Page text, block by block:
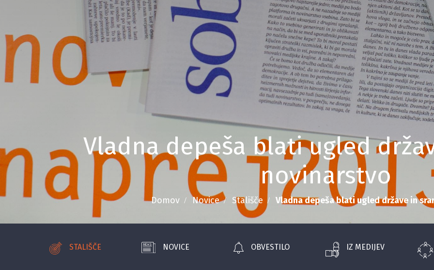
Vladna depeša blati ugled
novinarstvo
Domov Novice Stališče Vladna depeša blati ugled države in
STALIŠČE NOVICE OBVESTILO IZ MEDIJEV